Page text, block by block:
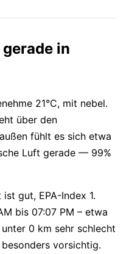
in
21°C, mit nebel.
über den
fühlt es sich etwa
Luft gerade — 99%
gut, EPA-Index 1.
bis 07:07 PM – etwa
0 km sehr schlecht
vorsichtig.